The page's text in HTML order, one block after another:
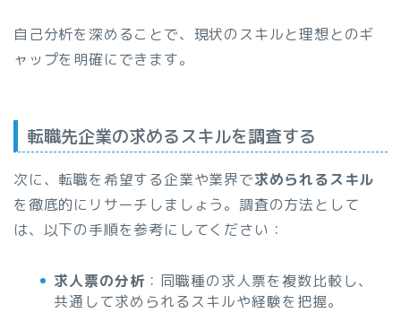
自己分析を深めることで、現状のスキルと理想とのギ
ャップを明確にできます。
転職先企業の求めるスキルを調査する
次に、転職を希望する企業や業界で求められるスキル
を徹底的にリサーチしましょう。調査の方法として
は、以下の手順を参考にしてください：
求人票の分析 ：同職種の求人票を複数比較し、
共通して求められるスキルや経験を把握。